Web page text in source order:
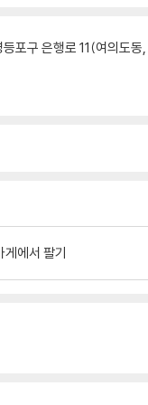
포구 은행로 11(여의도동
게에서 팔기